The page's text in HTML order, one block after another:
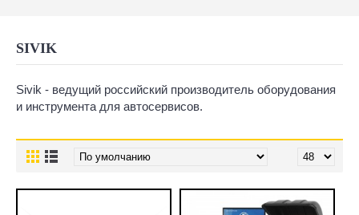
SIVIK
Sivik - ведущий российский производитель оборудования
и инструмента для автосервисов.